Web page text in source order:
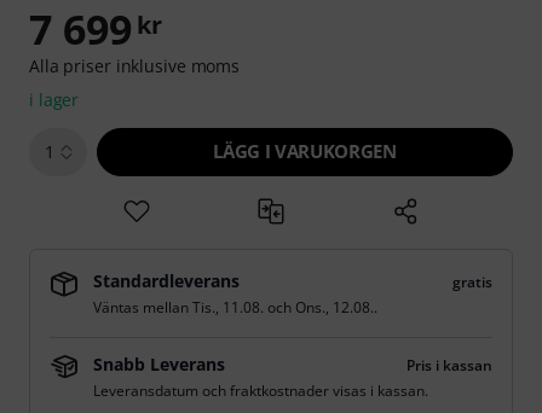
7 699 kr
Alla priser inklusive moms
i lager
1 LÄGG I VARUKORGEN
Standardleverans
gratis
Väntas mellanTis., 11.08. och Ons., 12.08..
Snabb Leverans
Pris i kassan
Leveransdatum och fraktkostnader visas i kassan.